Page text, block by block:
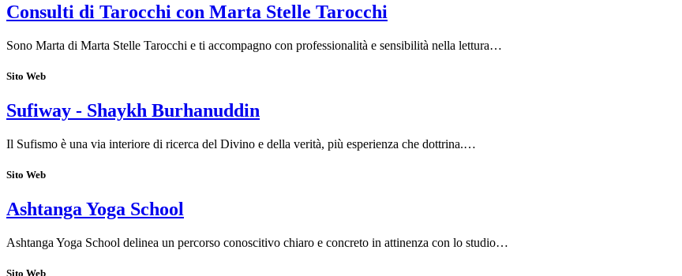
Consulti di Tarocchi con Marta Stelle Tarocchi
Sono Marta di Marta Stelle Tarocchi e ti accompagno con professionalità e sensibilità nella lettura…
Sito Web
Sufiway - Shaykh Burhanuddin
Il Sufismo è una via interiore di ricerca del Divino e della verità, più esperienza che dottrina.…
Sito Web
Ashtanga Yoga School
Ashtanga Yoga School delinea un percorso conoscitivo chiaro e concreto in attinenza con lo studio…
Sito Web